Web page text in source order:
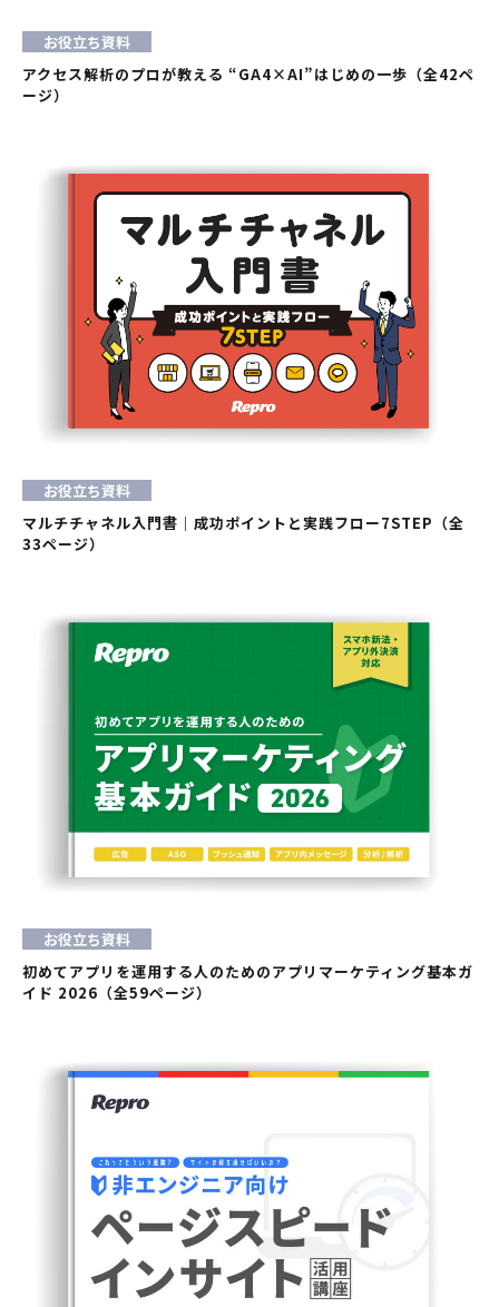
お役立ち資料
アクセス解析のプロが教える “GA4×AI”はじめの一歩（全42ペ
ージ）
お役立ち資料
マルチチャネル入門書｜成功ポイントと実践フロー7STEP（全
33ページ）
お役立ち資料
初めてアプリを運用する人のためのアプリマーケティング基本ガ
イド 2026（全59ページ）